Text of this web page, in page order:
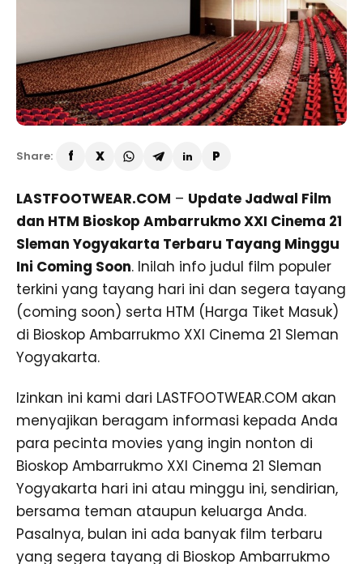
Share:
LASTFOOTWEAR.COM – Update Jadwal Film
dan HTM Bioskop Ambarrukmo XXI Cinema 21
Sleman Yogyakarta Terbaru Tayang Minggu
Ini Coming Soon. Inilah info judul film populer
terkini yang tayang hari ini dan segera tayang
(coming soon) serta HTM (Harga Tiket Masuk)
di Bioskop Ambarrukmo XXI Cinema 21 Sleman
Yogyakarta.
Izinkan ini kami dari LASTFOOTWEAR.COM akan
menyajikan beragam informasi kepada Anda
para pecinta movies yang ingin nonton di
Bioskop Ambarrukmo XXI Cinema 21 Sleman
Yogyakarta hari ini atau minggu ini, sendirian,
bersama teman ataupun keluarga Anda.
Pasalnya, bulan ini ada banyak film terbaru
yang segera tayang di Bioskop Ambarrukmo